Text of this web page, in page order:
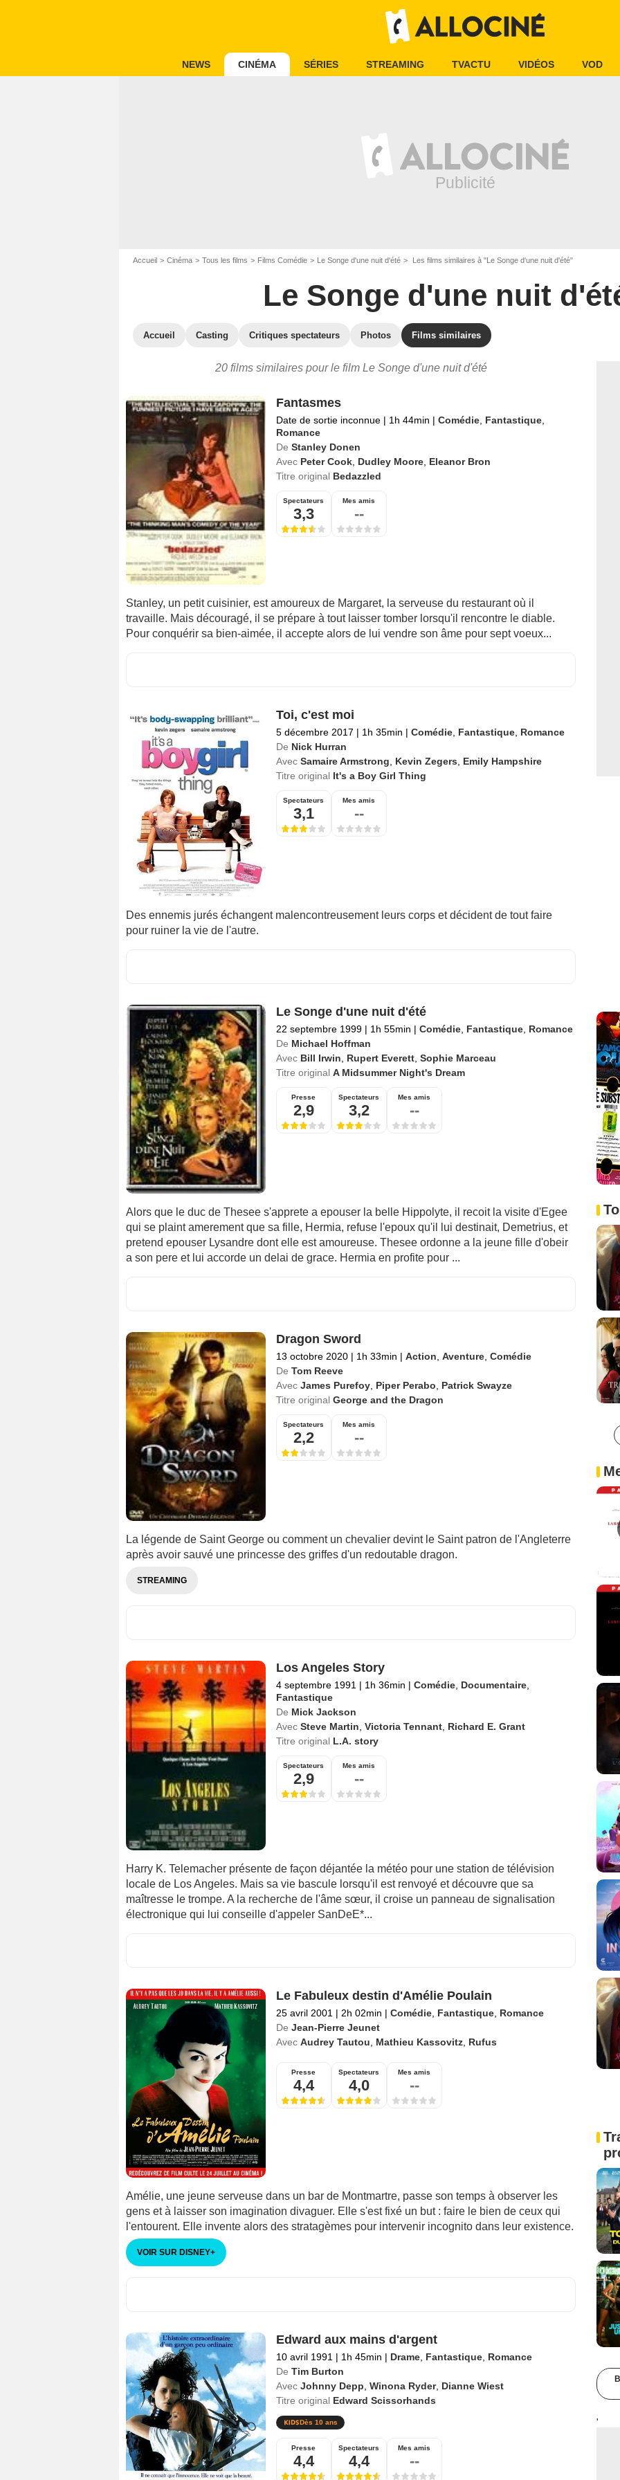
NEWS CINÉMA SÉRIES STREAMING TVACTU VIDÉOS VOD
Accueil Cinéma Tous les films Films Comédie Le Songe d'une nuit d'été Les films similaires à "Le Songe d'une nuit d'été"
Le Songe d'une nuit
Accueil Casting Critiques spectateurs Photos Films similaires
20 films similaires pour le film Le Songe d'une nuit d'été
Fantasmes
Date de sortie inconnue | 1h 44min | Comédie, Fantastique,
Romance
De Stanley Donen
Avec Peter Cook, Dudley Moore, Eleanor Bron
Titre original Bedazzled
Spectateurs
3,3
Mes amis
--
Stanley, un petit cuisinier, est amoureux de Margaret, la serveuse du restaurant où il
travaille. Mais découragé, il se prépare à tout laisser tomber lorsqu'il rencontre le diable.
Pour conquérir sa bien-aimée, il accepte alors de lui vendre son âme pour sept voeux...
Toi, c'est moi
5 décembre 2017 | 1h 35min | Comédie, Fantastique, Romance
De Nick Hurran
Avec Samaire Armstrong, Kevin Zegers, Emily Hampshire
Titre original It's a Boy Girl Thing
Spectateurs
3,1
Mes amis
--
Des ennemis jurés échangent malencontreusement leurs corps et décident de tout faire
pour ruiner la vie de l'autre.
Le Songe d'une nuit d'été
22 septembre 1999 | 1h 55min | Comédie, Fantastique, Romance
De Michael Hoffman
Avec Bill Irwin, Rupert Everett, Sophie Marceau
Titre original A Midsummer Night's Dream
Presse
2,9
Spectateurs
3,2
Mes amis
--
Alors que le duc de Thesee s'apprete a epouser la belle Hippolyte, il recoit la visite d'Egee
qui se plaint amerement que sa fille, Hermia, refuse l'epoux qu'il lui destinait, Demetrius, et
pretend epouser Lysandre dont elle est amoureuse. Thesee ordonne a la jeune fille d'obeir
a son pere et lui accorde un delai de grace. Hermia en profite pour ...
Dragon Sword
13 octobre 2020 | 1h 33min | Action Aventure, Comédie
De Tom Reeve
Avec James Purefoy, Piper Perabo
Patrick Swayze
Titre original George and the Dragon
Spectateurs
2,2
Mes amis
--
La légende de Saint George ou comment un chevalier devint le Saint patron de l'Angleterre
après avoir sauvé une princesse des griffes d'un redoutable dragon.
STREAMING
Los Angeles Story
4 septembre 1991 | 1h 36min | Comédie, Documentaire,
Fantastique
De Mick Jackson
Avec Steve Martin, Victoria Tennant, Richard E. Grant
Titre original L.A. story
Spectateurs
2,9
Mes amis
--
Harry K. Telemacher présente de façon déjantée la météo pour une station de télévision
locale de Los Angeles. Mais sa vie bascule lorsqu'il est renvoyé et découvre que sa
maîtresse le trompe. A la recherche de l'âme sœur, il croise un panneau de signalisation
électronique qui lui conseille d'appeler SanDeE*...
Le Fabuleux destin d'Amélie Poulain
25 avril 2001 | 2h 02min | Comédie, Fantastique, Romance
De Jean-Pierre Jeunet
Avec Audrey Tautou Mathieu Kassovitz, Rufus
Presse
4,4
Spectateurs
4,0
Mes amis
--
Amélie, une jeune serveuse dans un bar de Montmartre, passe son temps à observer les
gens et à laisser son imagination divaguer. Elle s'est fixé un but : faire le bien de ceux qui
l'entourent. Elle invente alors des stratagèmes pour intervenir incognito dans leur existence.
VOIR SUR DISNEY+
Edward aux mains d'argent
10 avril 1991 | 1h 45min | Drame, Fantastique, Romance
De Tim Burton
Avec Johnny Depp Winona Ryder, Dianne Wiest
Titre original Edward Scissorhands
Dès 10 ans
Presse
4,4
Spectateurs
4,4
Mes amis
--
'